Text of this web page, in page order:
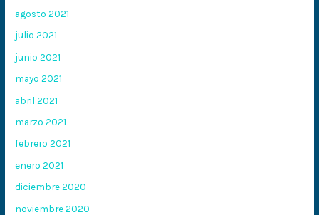
agosto 2021
julio 2021
junio 2021
mayo 2021
abril 2021
marzo 2021
febrero 2021
enero 2021
diciembre 2020
noviembre 2020